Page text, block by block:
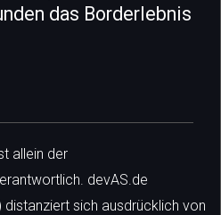
das Borderlebnis
allein der
devAS.de
sich ausdrücklich von